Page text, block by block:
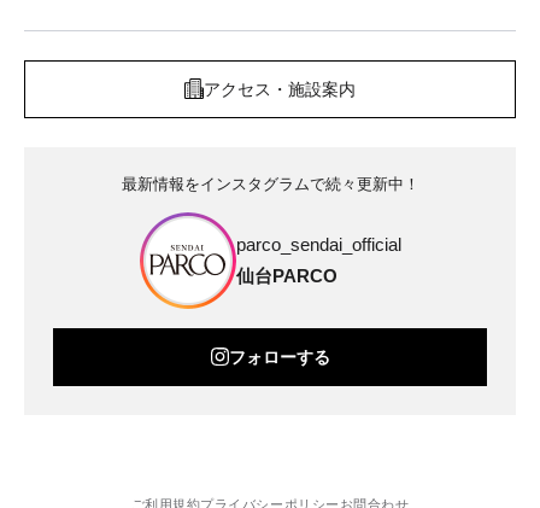
アクセス・施設案内
最新情報をインスタグラムで続々更新中！
parco_sendai_official
仙台PARCO
フォローする
ご利用規約プライバシーポリシー お問合わせ